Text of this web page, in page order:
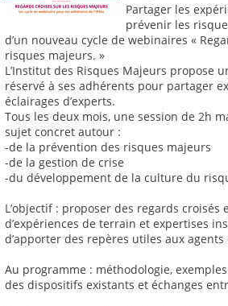
Partager les
prévenir les
d’un nouveau cycle de webinaires «
risques majeurs. »
L’Institut des Risques Majeurs propose
réservé à ses adhérents pour partager
éclairages d’experts.
Tous les deux mois, une session de 2h
sujet concret autour :
-de la prévention des risques majeurs
-de la gestion de crise
-du développement de la culture du
L’objectif : proposer des regards croisés
d’expériences de terrain et expertises
d’apporter des repères utiles aux
Au programme : méthodologie,
des dispositifs existants et échanges